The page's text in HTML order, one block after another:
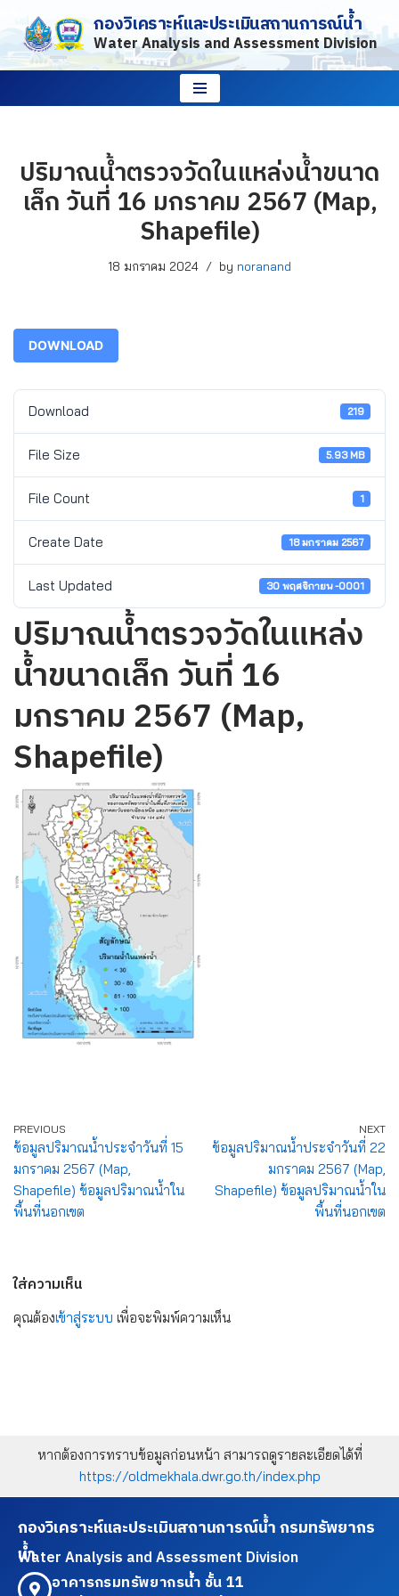
Skip
to
กองวิเคราะห์และประเมินสถานการณ์น้ำ
Water Analysis and Assessment Division
ปริมาณน้ำตรวจวัดในแหล่งน้ำขนาด
เล็ก วันที่ 16 มกราคม 2567 (Map,
Shapefile)
18 มกราคม 2024 by noranand
DOWNLOAD
Download 219
File Size 5.93 MB
File Count 1
Create Date 18 มกราคม 2567
Last Updated 30 พฤศจิกายน -0001
ปริมาณน้ำตรวจวัดในแหล่ง
น้ำขนาดเล็ก วันที่ 16
มกราคม 2567 (Map,
Shapefile)
PREVIOUS
ข้อมูลปริมาณน้ำประจำวันที่ 15
มกราคม 2567 (Map,
Shapefile) ข้อมูลปริมาณน้ำใน
พื้นที่นอกเขต
NEXT
ข้อมูลปริมาณน้ำประจำวันที่ 22
มกราคม 2567 (Map,
Shapefile) ข้อมูลปริมาณน้ำใน
พื้นที่นอกเขต
ใส่ความเห็น
คุณต้องเข้าสู่ระบบ เพื่อจะพิมพ์ความเห็น
หากต้องการทราบข้อมูลก่อนหน้า สามารถดูรายละเอียดได้ที่
https://oldmekhala.dwr.go.th/index.php
กองวิเคราะห์และประเมินสถานการณ์น้ำ กรมทรัพยากร
น้ำ
Water Analysis and Assessment Division
อาคารกรมทรัพยากรน้ำ ชั้น 11